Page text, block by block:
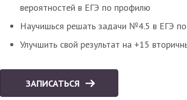
вероятностей в ЕГЭ по профилю
Научишься решать задачи №4.5 в ЕГЭ
Улучшить свой результат на +15
ЗАПИСАТЬСЯ